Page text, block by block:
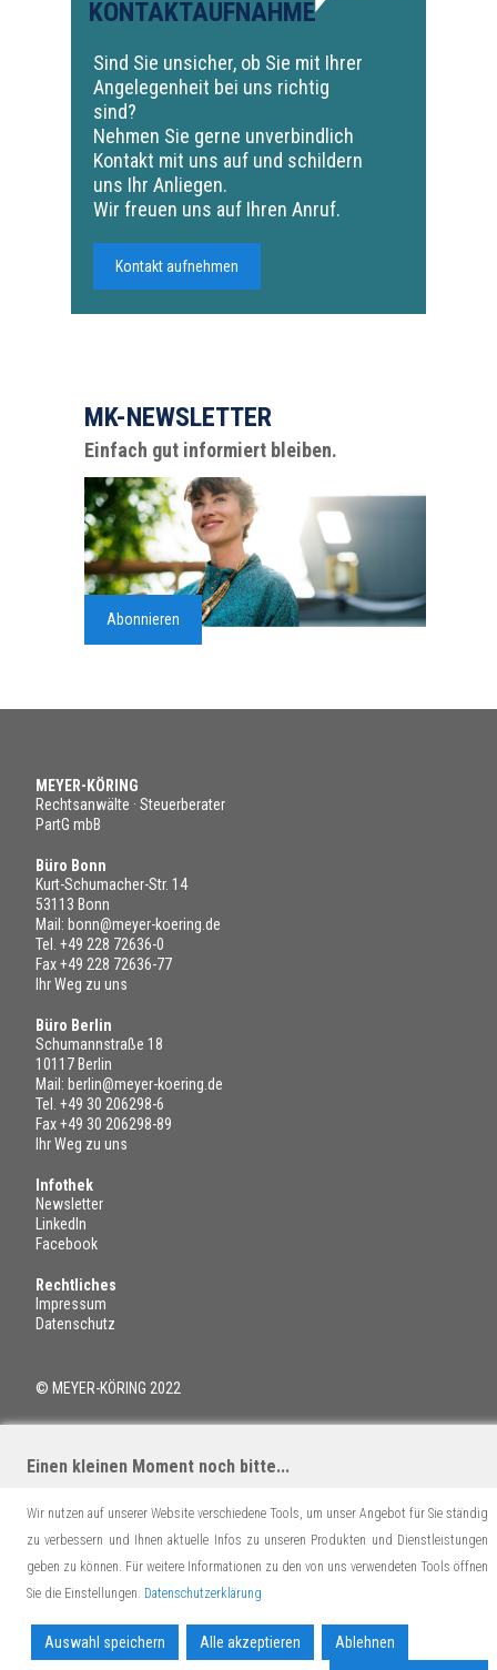
KONTAKTAUFNAHME
Sind Sie unsicher, ob Sie mit Ihrer
Angelegenheit bei uns richtig
sind?
Nehmen Sie gerne unverbindlich
Kontakt mit uns auf und schildern
uns Ihr Anliegen.
Wir freuen uns auf Ihren Anruf.
Kontakt aufnehmen
MK-NEWSLETTER
Einfach gut informiert bleiben.
Abonnieren
MEYER-KÖRING
Rechtsanwälte · Steuerberater
PartG mbB
Büro Bonn
Kurt-Schumacher-Str. 14
53113 Bonn
Mail: bonn@meyer-koering.de
Tel. +49 228 72636-0
Fax +49 228 72636-77
Ihr Weg zu uns
Büro Berlin
Schumannstraße 18
10117 Berlin
Mail: berlin@meyer-koering.de
Tel. +49 30 206298-6
Fax +49 30 206298-89
Ihr Weg zu uns
Infothek
Newsletter
LinkedIn
Facebook
Rechtliches
Impressum
Datenschutz
© MEYER-KÖRING 2022
Einen kleinen Moment noch bitte...
Wir nutzen auf unserer Website verschiedene Tools, um unser Angebot für Sie ständig
zu verbessern und Ihnen aktuelle Infos zu unseren Produkten und Dienstleistungen
geben zu können. Für weitere Informationen zu den von uns verwendeten Tools öffnen
Sie die Einstellungen. Datenschutzerklärung
Auswahl speichern Alle akzeptieren
Ablehnen